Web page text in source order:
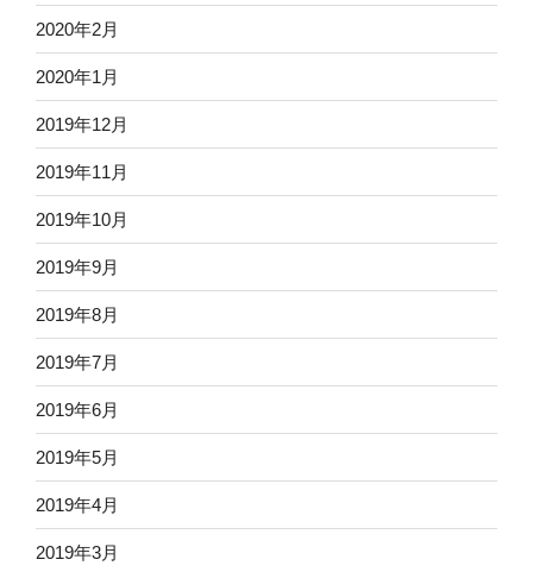
2020年2月
2020年1月
2019年12月
2019年11月
2019年10月
2019年9月
2019年8月
2019年7月
2019年6月
2019年5月
2019年4月
2019年3月